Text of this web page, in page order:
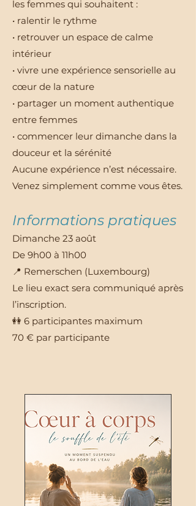
les femmes qui souhaitent :
• ralentir le rythme
• retrouver un espace de calme
intérieur
• vivre une expérience sensorielle au
cœur de la nature
• partager un moment authentique
entre femmes
• commencer leur dimanche dans la
douceur et la sérénité
Aucune expérience n’est nécessaire.
Venez simplement comme vous êtes.
Informations pratiques
Dimanche 23 août
De 9h00 à 11h00
📍 Remerschen (Luxembourg)
Le lieu exact sera communiqué après
l’inscription.
👭 6 participantes maximum
70 € par participante